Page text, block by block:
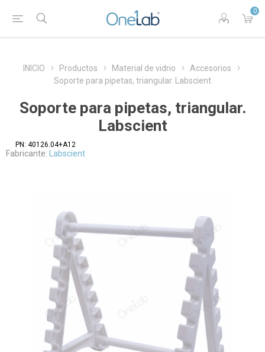
0
INICIO Productos Material de vidrio
Accesorios
Soporte para pipetas, triangular. Labscient
Soporte para pipetas, triangular.
Labscient
PN: 40126.04+A12
Fabricante: Labscient